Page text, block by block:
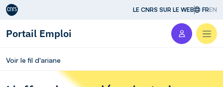
Aller au contenu LE CNRS SUR LE WEB FREN
Portail Emploi
Voir le fil d'ariane